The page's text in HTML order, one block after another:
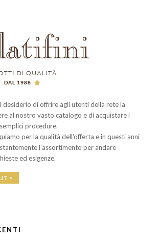
desiderio di offrire agli utenti della rete la
al nostro vasto catalogo e di acquistare i
procedure.
per la qualità dell'offerta e in questi anni
l'assortimento per andare
ed esigenze.
>